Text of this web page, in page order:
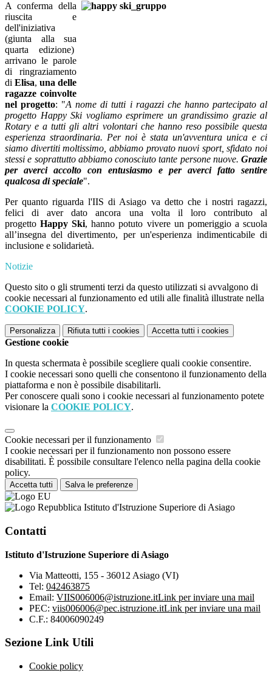
A conferma della
riuscita e
dell'iniziativa
(giunta alla sua
quarta edizione)
arrivano le parole
di ringraziamento
di Elisa, una delle
ragazze coinvolte
nel progetto: "A nome di tutti i ragazzi che hanno partecipato al
progetto Happy Ski vogliamo esprimere un grandissimo grazie al
Rotary e a tutti gli altri volontari che hanno reso possibile questa
esperienza straordinaria. Per noi è stata un'avventura unica e ci
siamo divertiti moltissimo, abbiamo provato nuovi sport, sfidato noi
stessi e soprattutto abbiamo conosciuto tante persone nuove. Grazie
per averci accolto con entusiasmo e per averci fatto sentire
qualcosa di speciale".
Per quanto riguarda l'IIS di Asiago va detto che i nostri ragazzi,
felici di aver dato ancora una volta il loro contributo al
progettoHappy Ski, hanno potuto vivere un pomeriggio a scuola
all’insegna del divertimento, per un'esperienza indimenticabile di
inclusione e solidarietà.
Notizie
Questo sito o gli strumenti terzi da questo utilizzati si avvalgono di
cookie necessari al funzionamento ed utili alle finalità illustrate nella
COOKIE POLICY.
Personalizza Rifiuta tutti i cookies Accetta tutti i cookies
Gestione cookie
In questa schermata è possibile scegliere quali cookie consentire.
I cookie necessari sono quelli che consentono il funzionamento della
piattaforma e non è possibile disabilitarli.
Per conoscere quali sono i cookie necessari al funzionamento potete
visionare la COOKIE POLICY.
Cookie necessari per il funzionamento
I cookie necessari per il funzionamento non possono essere
disabilitati. È possibile consultare l'elenco nella pagina della cookie
policy.
Accetta tutti Salva le preferenze
Istituto d'Istruzione Superiore di Asiago
Contatti
Istituto d'Istruzione Superiore di Asiago
Via Matteotti, 155 - 36012 Asiago (VI)
Tel: 042463875
Email: VIIS006006@istruzione.itLink per inviare una mail
PEC: viis006006@pec.istruzione.itLink per inviare una mail
C.F.: 84006090249
Sezione Link Utili
Cookie policy